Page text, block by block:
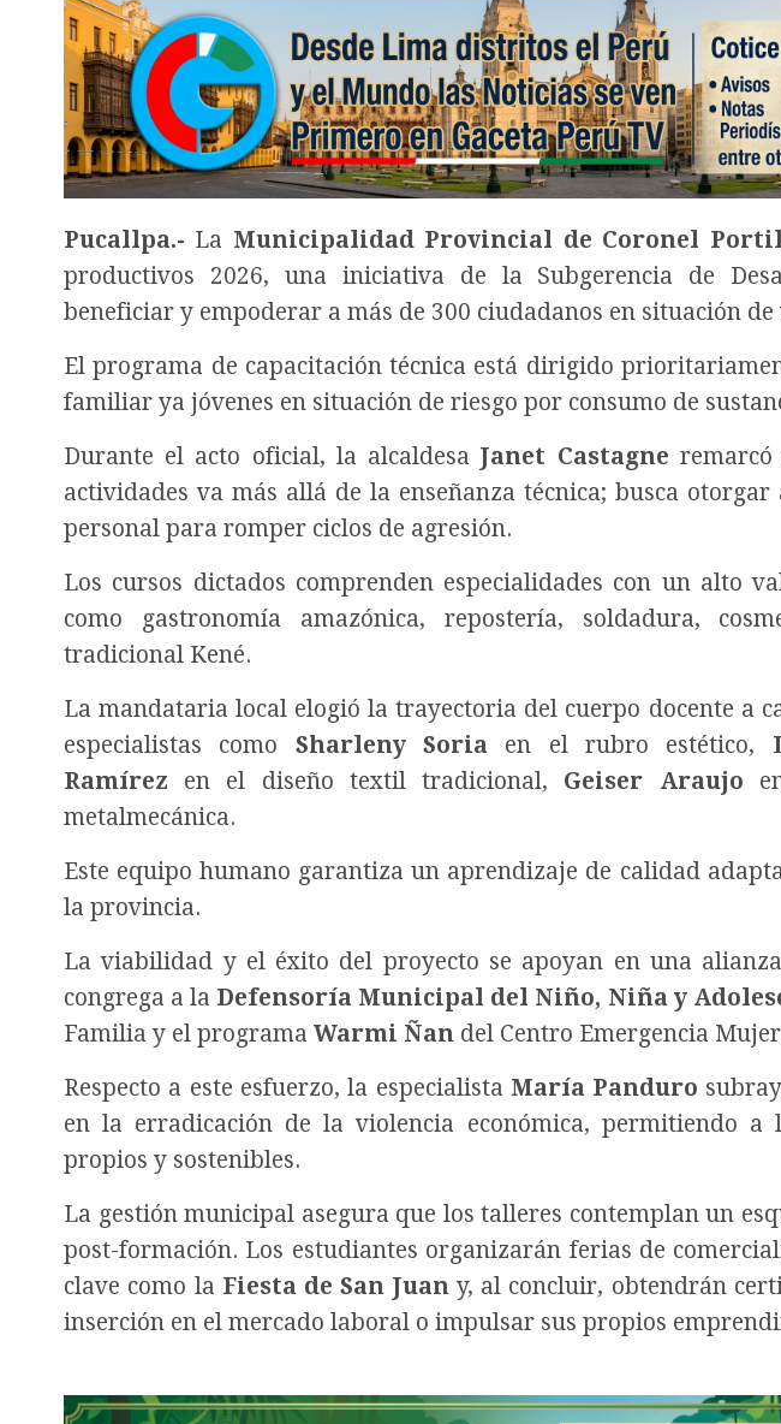
Pucallpa.- La Municipalidad Provincial de Coronel
productivos 2026, una iniciativa de la Subgerencia de
beneficiar y empoderar a más de 300 ciudadanos en situación
El programa de capacitación técnica está dirigido
familiar ya jóvenes en situación de riesgo por consumo de
Durante el acto oficial, la alcaldesaJanet Castagne
actividades va más allá de la enseñanza técnica; busca
personal para romper ciclos de agresión.
Los cursos dictados comprenden especialidades con un alto
como gastronomía amazónica, repostería, soldadura,
tradicional Kené.
La mandataria local elogió la trayectoria del cuerpo docente a
especialistas como Sharleny Soria en el rubro estético,
Ramírez en el diseño textil tradicional, Geiser Araujo
metalmecánica.
Este equipo humano garantiza un aprendizaje de calidad
la provincia.
La viabilidad y el éxito del proyecto se apoyan en una
congrega a la Defensoría Municipal del Niño, Niña y
Familia y el programa Warmi Ñan del Centro Emergencia
Respecto a este esfuerzo, la especialista María Panduro
en la erradicación de la violencia económica, permitiendo a
propios y sostenibles.
La gestión municipal asegura que los talleres contemplan un
post-formación. Los estudiantes organizarán ferias de
clave como la Fiesta de San Juany, al concluir, obtendrán
inserción en el mercado laboral o impulsar sus propios